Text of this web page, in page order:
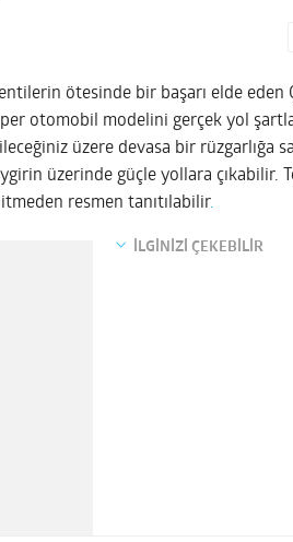
ötesinde bir başarı elde eden
otomobil modelini gerçek yol
üzere devasa bir rüzgarlığa
üzerinde güçle yollara çıkabilir.
resmen tanıtılabilir.
İLGİNİZİ ÇEKEBİLİR